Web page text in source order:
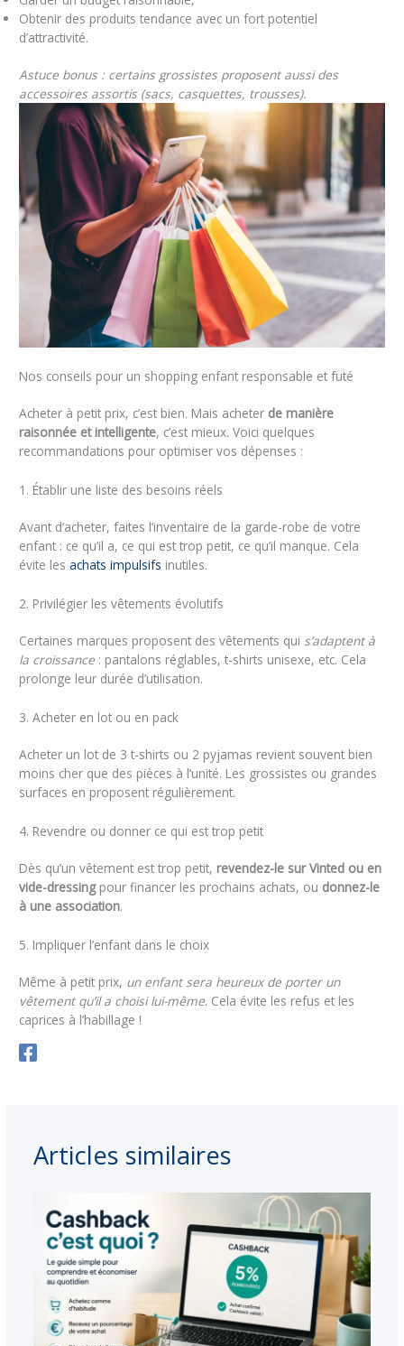
Obtenir des produits tendance avec un fort potentiel
d’attractivité.
Astuce bonus : certains grossistes proposent aussi des
accessoires assortis (sacs, casquettes, trousses).
Nos conseils pour un shopping enfant responsable et futé
Acheter à petit prix, c’est bien. Mais acheter de manière
raisonnée et intelligente, c’est mieux. Voici quelques
recommandations pour optimiser vos dépenses :
1. Établir une liste des besoins réels
Avant d’acheter, faites l’inventaire de la garde-robe de votre
enfant : ce qu’il a, ce qui est trop petit, ce qu’il manque. Cela
évite lesachats impulsifs inutiles.
2. Privilégier les vêtements évolutifs
Certaines marques proposent des vêtements qui s’adaptent à
la croissance : pantalons réglables, t-shirts unisexe, etc. Cela
prolonge leur durée d’utilisation.
3. Acheter en lot ou en pack
Acheter un lot de 3 t-shirts ou 2 pyjamas revient souvent bien
moins cher que des pièces à l’unité. Les grossistes ou grandes
surfaces en proposent régulièrement.
4. Revendre ou donner ce qui est trop petit
Dès qu’un vêtement est trop petit, revendez-le sur Vinted ou en
vide-dressingpour financer les prochains achats, ou donnez-le
à une association.
5. Impliquer l’enfant dans le choix
Même à petit prix, un enfant sera heureux de porter un
vêtement qu’il a choisi lui-même. Cela évite les refus et les
caprices à l’habillage !
Articles similaires